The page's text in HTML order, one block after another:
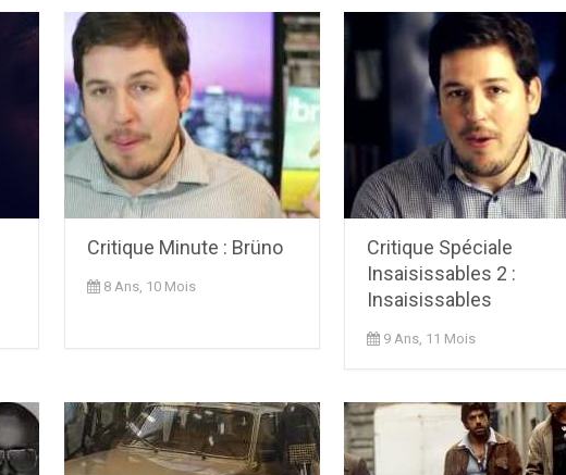
Critique Minute : Brüno
8 Ans, 10 Mois
Critique Spéciale
Insaisissables 2 :
Insaisissables
9 Ans, 11 Mois